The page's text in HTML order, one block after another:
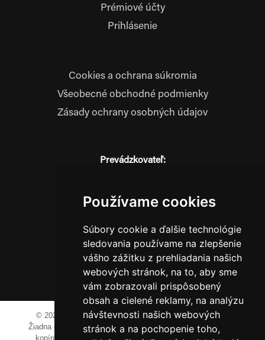
Používame cookies
Súbory cookie a ďalšie technológie
sledovania používame na zlepšenie
vášho zážitku z prehliadania našich
webových stránok, na to, aby sme
vám zobrazovali prispôsobený
obsah a cielené reklamy, na analýzu
návštevnosti našich webových
stránok a na pochopenie toho,
Prémiové účty
Prihlásenie
Cookies a ochrana súkromia
Všeobecné obchodné podmienky
Zásady ochrany osobných údajov
Prevádzkovateľ:
014 01 Bytča
DIČ: 2121076738
0911 955 646
© 2023-2024 JM Media, s.r.o. Všetky práva vyhradené.
Žiadna časť tohto portálu ak nie je uvedené inak, nesmie byť
kopírovaná, alebo prezentovaná bez výslovného súhlasu